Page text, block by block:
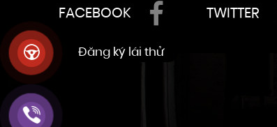
FACEBOOK TWITTER